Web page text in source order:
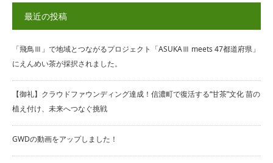
最近の投稿
「飛鳥Ⅲ」で地域とつながるプロジェクト「ASUKAⅢ meets 47都道府県」
にえんめい茶が採択されました。
【御礼】クラウドファウンディング達成！信濃町で復活する“甘茶”文化 苗の
植え付け、未来へつなぐ挑戦
GWDの動画をアップしました！